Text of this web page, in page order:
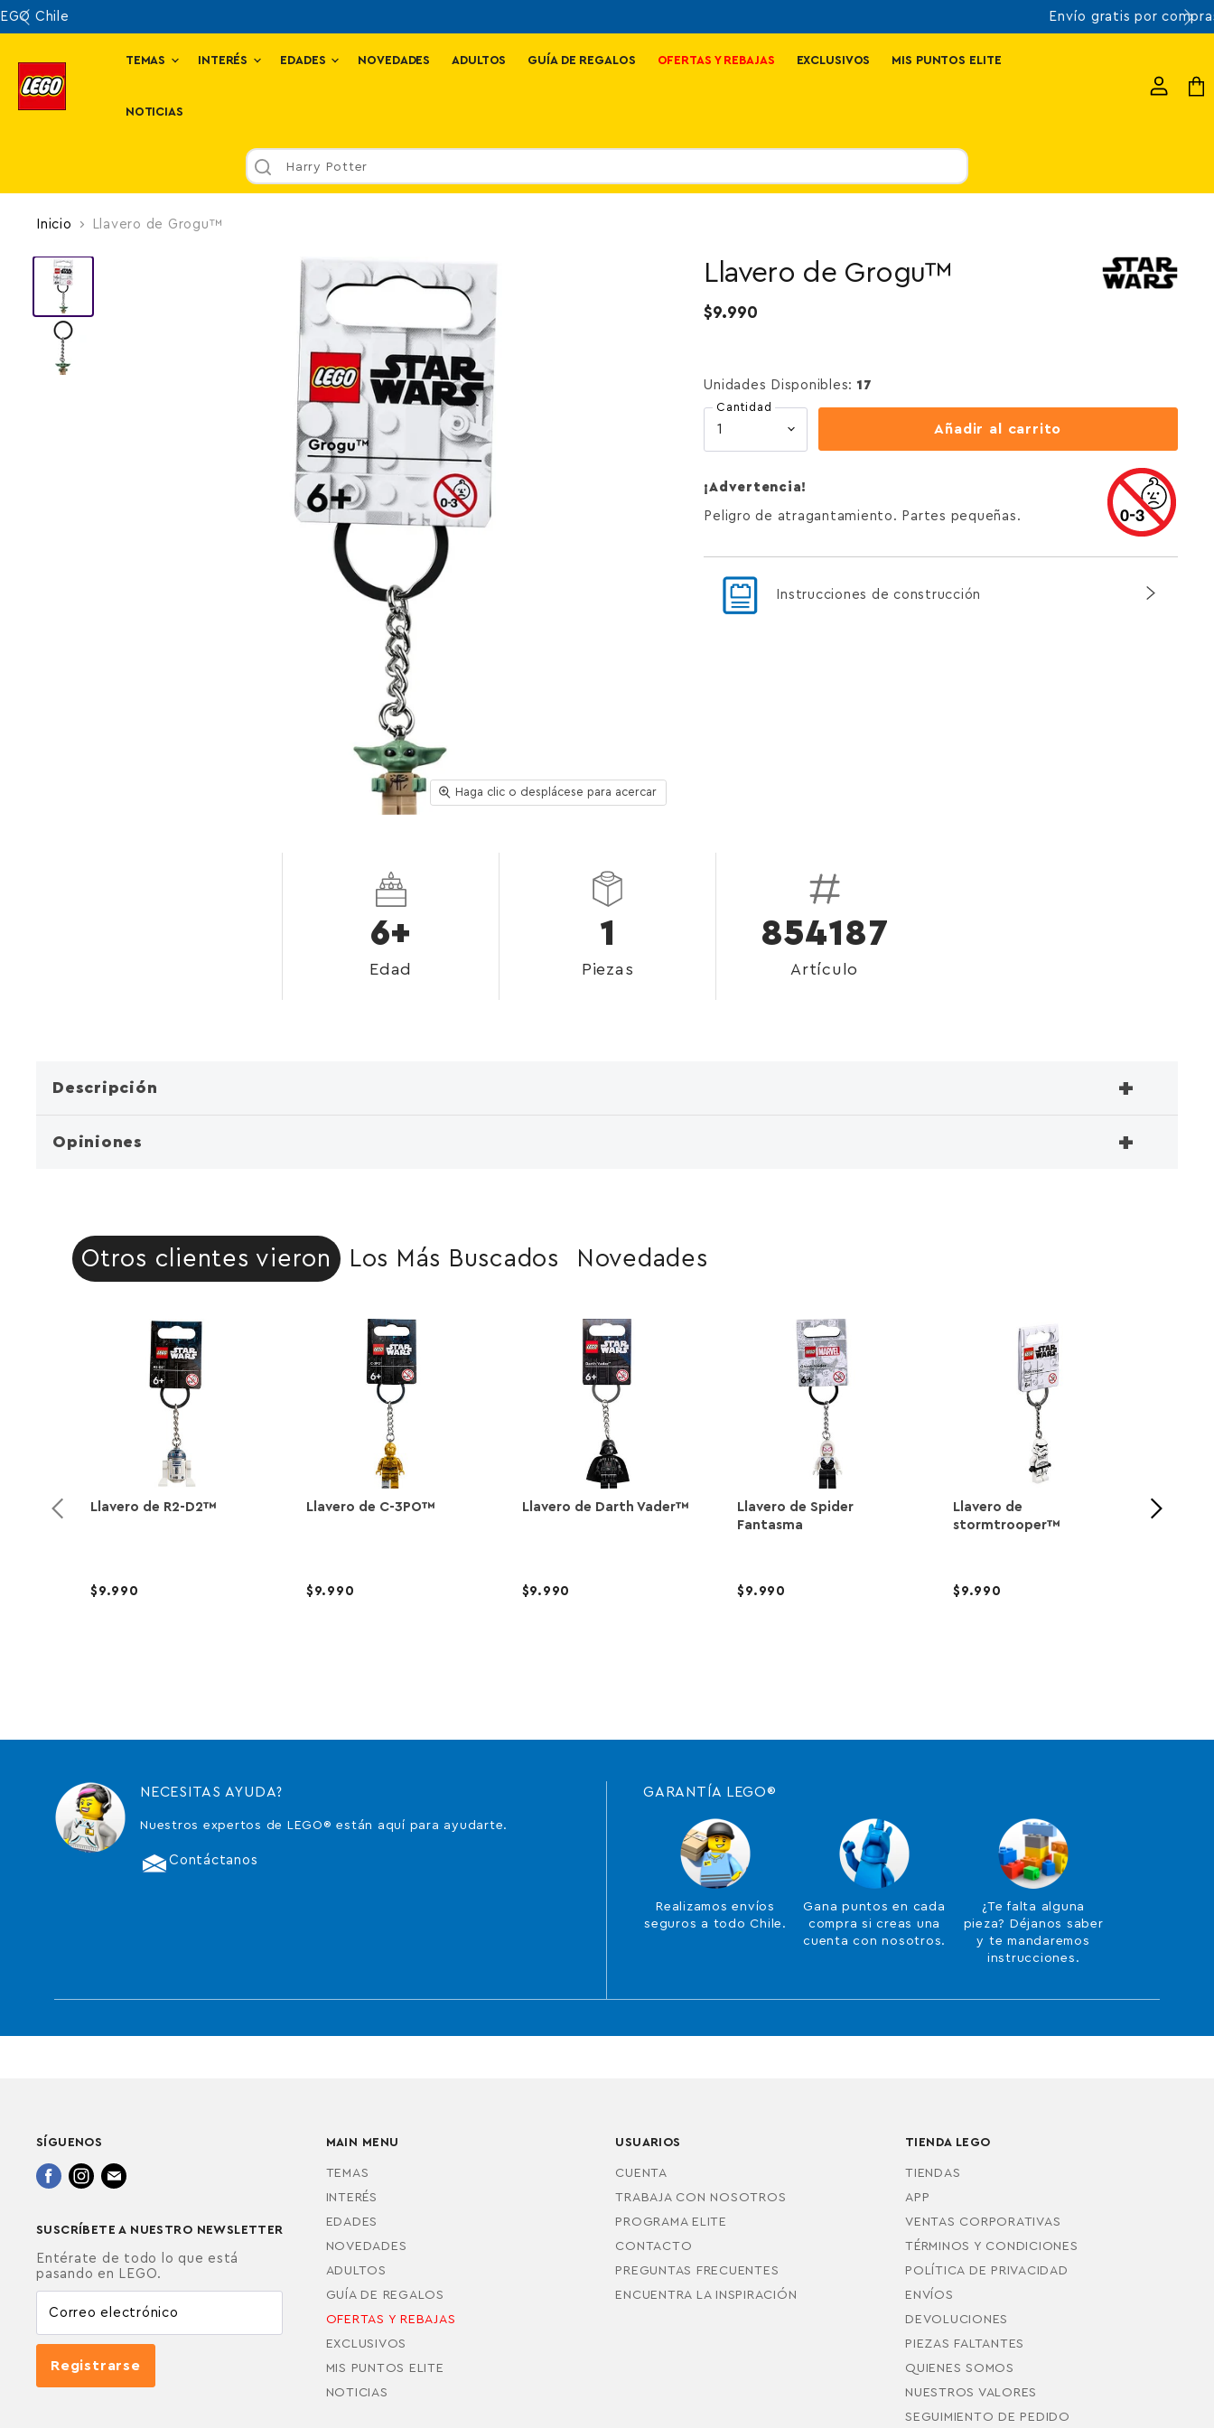
TEMAS INTERÉS EDADES NOVEDADES ADULTOS GUÍA DE REGALOS OFERTAS Y REBAJAS EXCLUSIVOS MIS PUNTOS ELITE
NOTICIAS
Harry Potter
Inicio Llavero de Grogu™
Haga clic o desplácese para acercar
Llavero de Grogu™
$9.990
Unidades Disponibles:17
Cantidad
Añadir al carrito
¡Advertencia!
Peligro de atragantamiento. Partes pequeñas.
Instrucciones de construcción
6+
Edad
1
Piezas
854187
Artículo
Descripción +
Opiniones +
Otros clientes vieron Los Más Buscados Novedades
Llavero de R2-D2™
9.990
Llavero de C-3PO™
9.990
Llavero de Darth Vader™
9.990
Llavero de Spider
Fantasma
9.990
Llavero de
stormtrooper™
9.990
NECESITAS AYUDA?
Nuestros expertos de LEGO® están aquí para ayudarte.
Contáctanos
GARANTÍA LEGO®
Realizamos envíos
seguros a todo Chile.
Gana puntos en cada
compra si creas una
cuenta con nosotros.
¿Te falta alguna
pieza? Déjanos saber
y te mandaremos
instrucciones.
SÍGUENOS
Encuéntrenos
Encuéntrenos
Encuéntrenos
SUSCRÍBETE A NUESTRO NEWSLETTER
Entérate de todo lo que está
pasando en LEGO.
Correo electrónico
Registrarse
MAIN MENU
TEMAS
INTERÉS
EDADES
NOVEDADES
ADULTOS
GUÍA DE REGALOS
OFERTAS Y REBAJAS
EXCLUSIVOS
MIS PUNTOS ELITE
NOTICIAS
USUARIOS
CUENTA
TRABAJA CON NOSOTROS
PROGRAMA ELITE
CONTACTO
PREGUNTAS FRECUENTES
ENCUENTRA LA INSPIRACIÓN
TIENDA LEGO
TIENDAS
APP
VENTAS CORPORATIVAS
TÉRMINOS Y CONDICIONES
POLÍTICA DE PRIVACIDAD
ENVÍOS
DEVOLUCIONES
PIEZAS FALTANTES
QUIENES SOMOS
NUESTROS VALORES
SEGUIMIENTO DE PEDIDO